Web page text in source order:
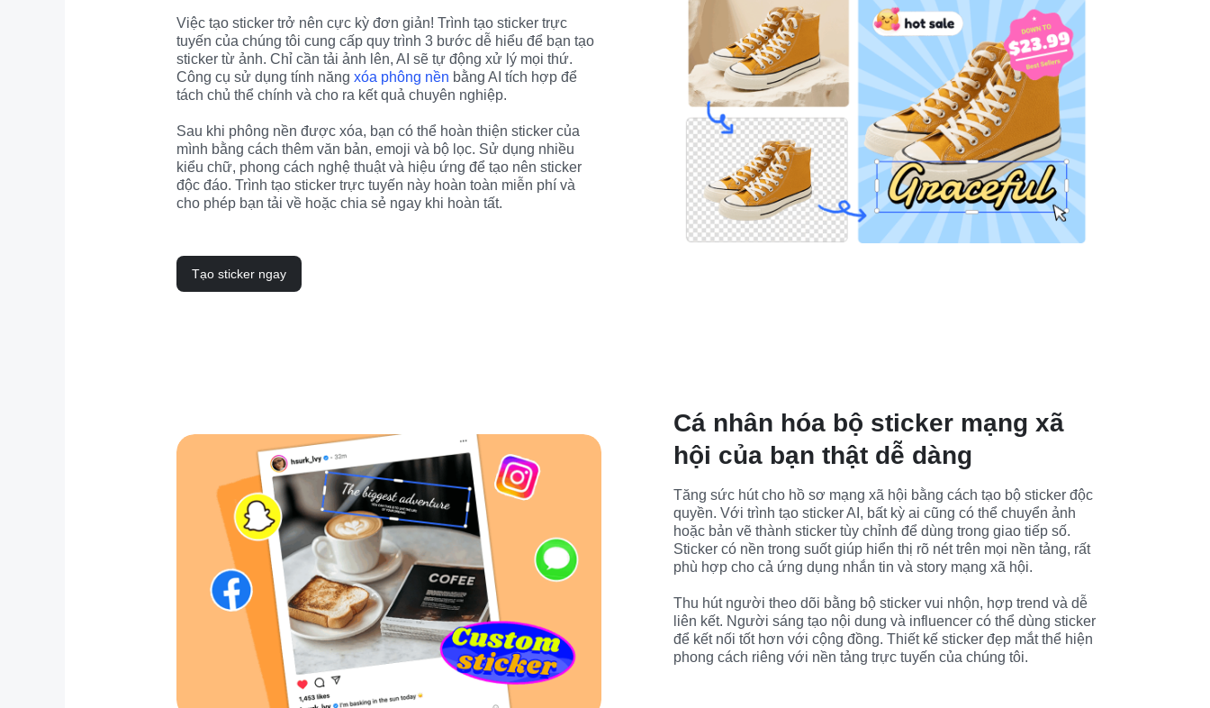
Việc tạo sticker trở nên cực kỳ đơn giản! Trình tạo sticker trực
tuyến của chúng tôi cung cấp quy trình 3 bước dễ hiểu để bạn tạo
sticker từ ảnh. Chỉ cần tải ảnh lên, AI sẽ tự động xử lý mọi thứ.
Công cụ sử dụng tính năng xóa phông nền bằng AI tích hợp để
tách chủ thể chính và cho ra kết quả chuyên nghiệp.
Sau khi phông nền được xóa, bạn có thể hoàn thiện sticker của
mình bằng cách thêm văn bản, emoji và bộ lọc. Sử dụng nhiều
kiểu chữ, phong cách nghệ thuật và hiệu ứng để tạo nên sticker
độc đáo. Trình tạo sticker trực tuyến này hoàn toàn miễn phí và
cho phép bạn tải về hoặc chia sẻ ngay khi hoàn tất.
Tạo sticker ngay
Cá nhân hóa bộ sticker mạng xã
hội của bạn thật dễ dàng
Tăng sức hút cho hồ sơ mạng xã hội bằng cách tạo bộ sticker độc
quyền. Với trình tạo sticker AI, bất kỳ ai cũng có thể chuyển ảnh
hoặc bản vẽ thành sticker tùy chỉnh để dùng trong giao tiếp số.
Sticker có nền trong suốt giúp hiển thị rõ nét trên mọi nền tảng, rất
phù hợp cho cả ứng dụng nhắn tin và story mạng xã hội.
Thu hút người theo dõi bằng bộ sticker vui nhộn, hợp trend và dễ
liên kết. Người sáng tạo nội dung và influencer có thể dùng sticker
để kết nối tốt hơn với cộng đồng. Thiết kế sticker đẹp mắt thể hiện
phong cách riêng với nền tảng trực tuyến của chúng tôi.